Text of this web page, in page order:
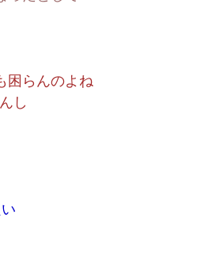
困らんのよね
し